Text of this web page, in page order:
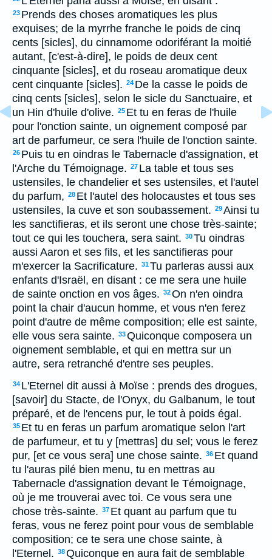
23 Prends des choses aromatiques les plus
exquises; de la myrrhe franche le poids de cinq
cents [sicles], du cinnamome odoriférant la moitié
autant, [c'est-à-dire], le poids de deux cent
cinquante [sicles], et du roseau aromatique deux
cent cinquante [sicles]. 24 De la casse le poids de
cinq cents [sicles], selon le sicle du Sanctuaire, et
un Hin d'huile d'olive. 25 Et tu en feras de l'huile
pour l'onction sainte, un oignement composé par
art de parfumeur, ce sera l'huile de l'onction sainte.
26 Puis tu en oindras le Tabernacle d'assignation, et
l'Arche du Témoignage. 27 La table et tous ses
ustensiles, le chandelier et ses ustensiles, et l'autel
du parfum, 28 Et l'autel des holocaustes et tous ses
ustensiles, la cuve et son soubassement. 29Ainsi tu
les sanctifieras, et ils seront une chose très-sainte;
tout ce qui les touchera, sera saint. 30Tu oindras
aussi Aaron et ses fils, et les sanctifieras pour
m'exercer la Sacrificature. 31Tu parleras aussi aux
enfants d'Israël, en disant : ce me sera une huile
de sainte onction en vos âges. 32On n'en oindra
point la chair d'aucun homme, et vous n'en ferez
point d'autre de même composition; elle est sainte,
elle vous sera sainte. 33Quiconque composera un
oignement semblable, et qui en mettra sur un
autre, sera retranché d'entre ses peuples.
34 L'Eternel dit aussi à Moïse : prends des drogues,
[savoir] du Stacte, de l'Onyx, du Galbanum, le tout
préparé, et de l'encens pur, le tout à poids égal.
35 Et tu en feras un parfum aromatique selon l'art
de parfumeur, et tu y [mettras] du sel; vous le ferez
pur, [et ce vous sera] une chose sainte. 36 Et quand
tu l'auras pilé bien menu, tu en mettras au
Tabernacle d'assignation devant le Témoignage,
où je me trouverai avec toi. Ce vous sera une
chose très-sainte. 37 Et quant au parfum que tu
feras, vous ne ferez point pour vous de semblable
composition; ce te sera une chose sainte, à
l'Eternel. 38Quiconque en aura fait de semblable